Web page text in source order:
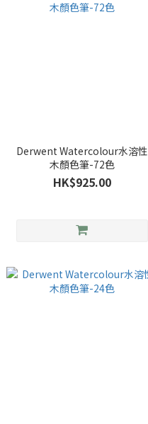
Derwent Watercolour水溶性
木顏色筆-72色
HK$925.00